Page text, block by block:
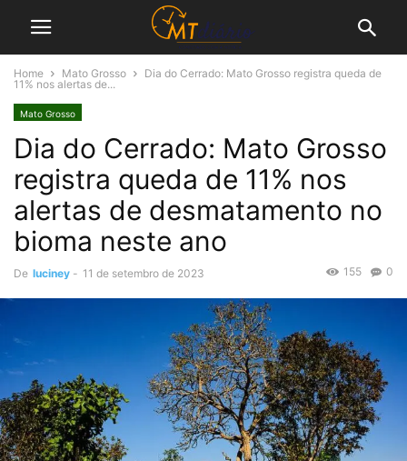
Home Mato Grosso
Dia do Cerrado: Mato Grosso registra queda de
11% nos alertas de...
Mato Grosso
Dia do Cerrado: Mato Grosso
registra queda de 11% nos
alertas de desmatamento no
bioma neste ano
De luciney - 11 de setembro de 2023 0
155